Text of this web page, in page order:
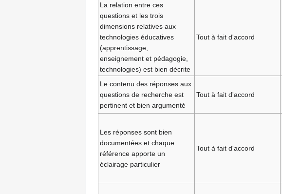
La relation entre ces
questions et les trois
dimensions relatives aux
technologies éducatives
(apprentissage,
enseignement et pédagogie,
technologies) est bien décrite
Tout à fait d'accord
Le contenu des réponses aux
questions de recherche est
pertinent et bien argumenté
Tout à fait d'accord
Les réponses sont bien
documentées et chaque
référence apporte un
éclairage particulier
Tout à fait d'accord